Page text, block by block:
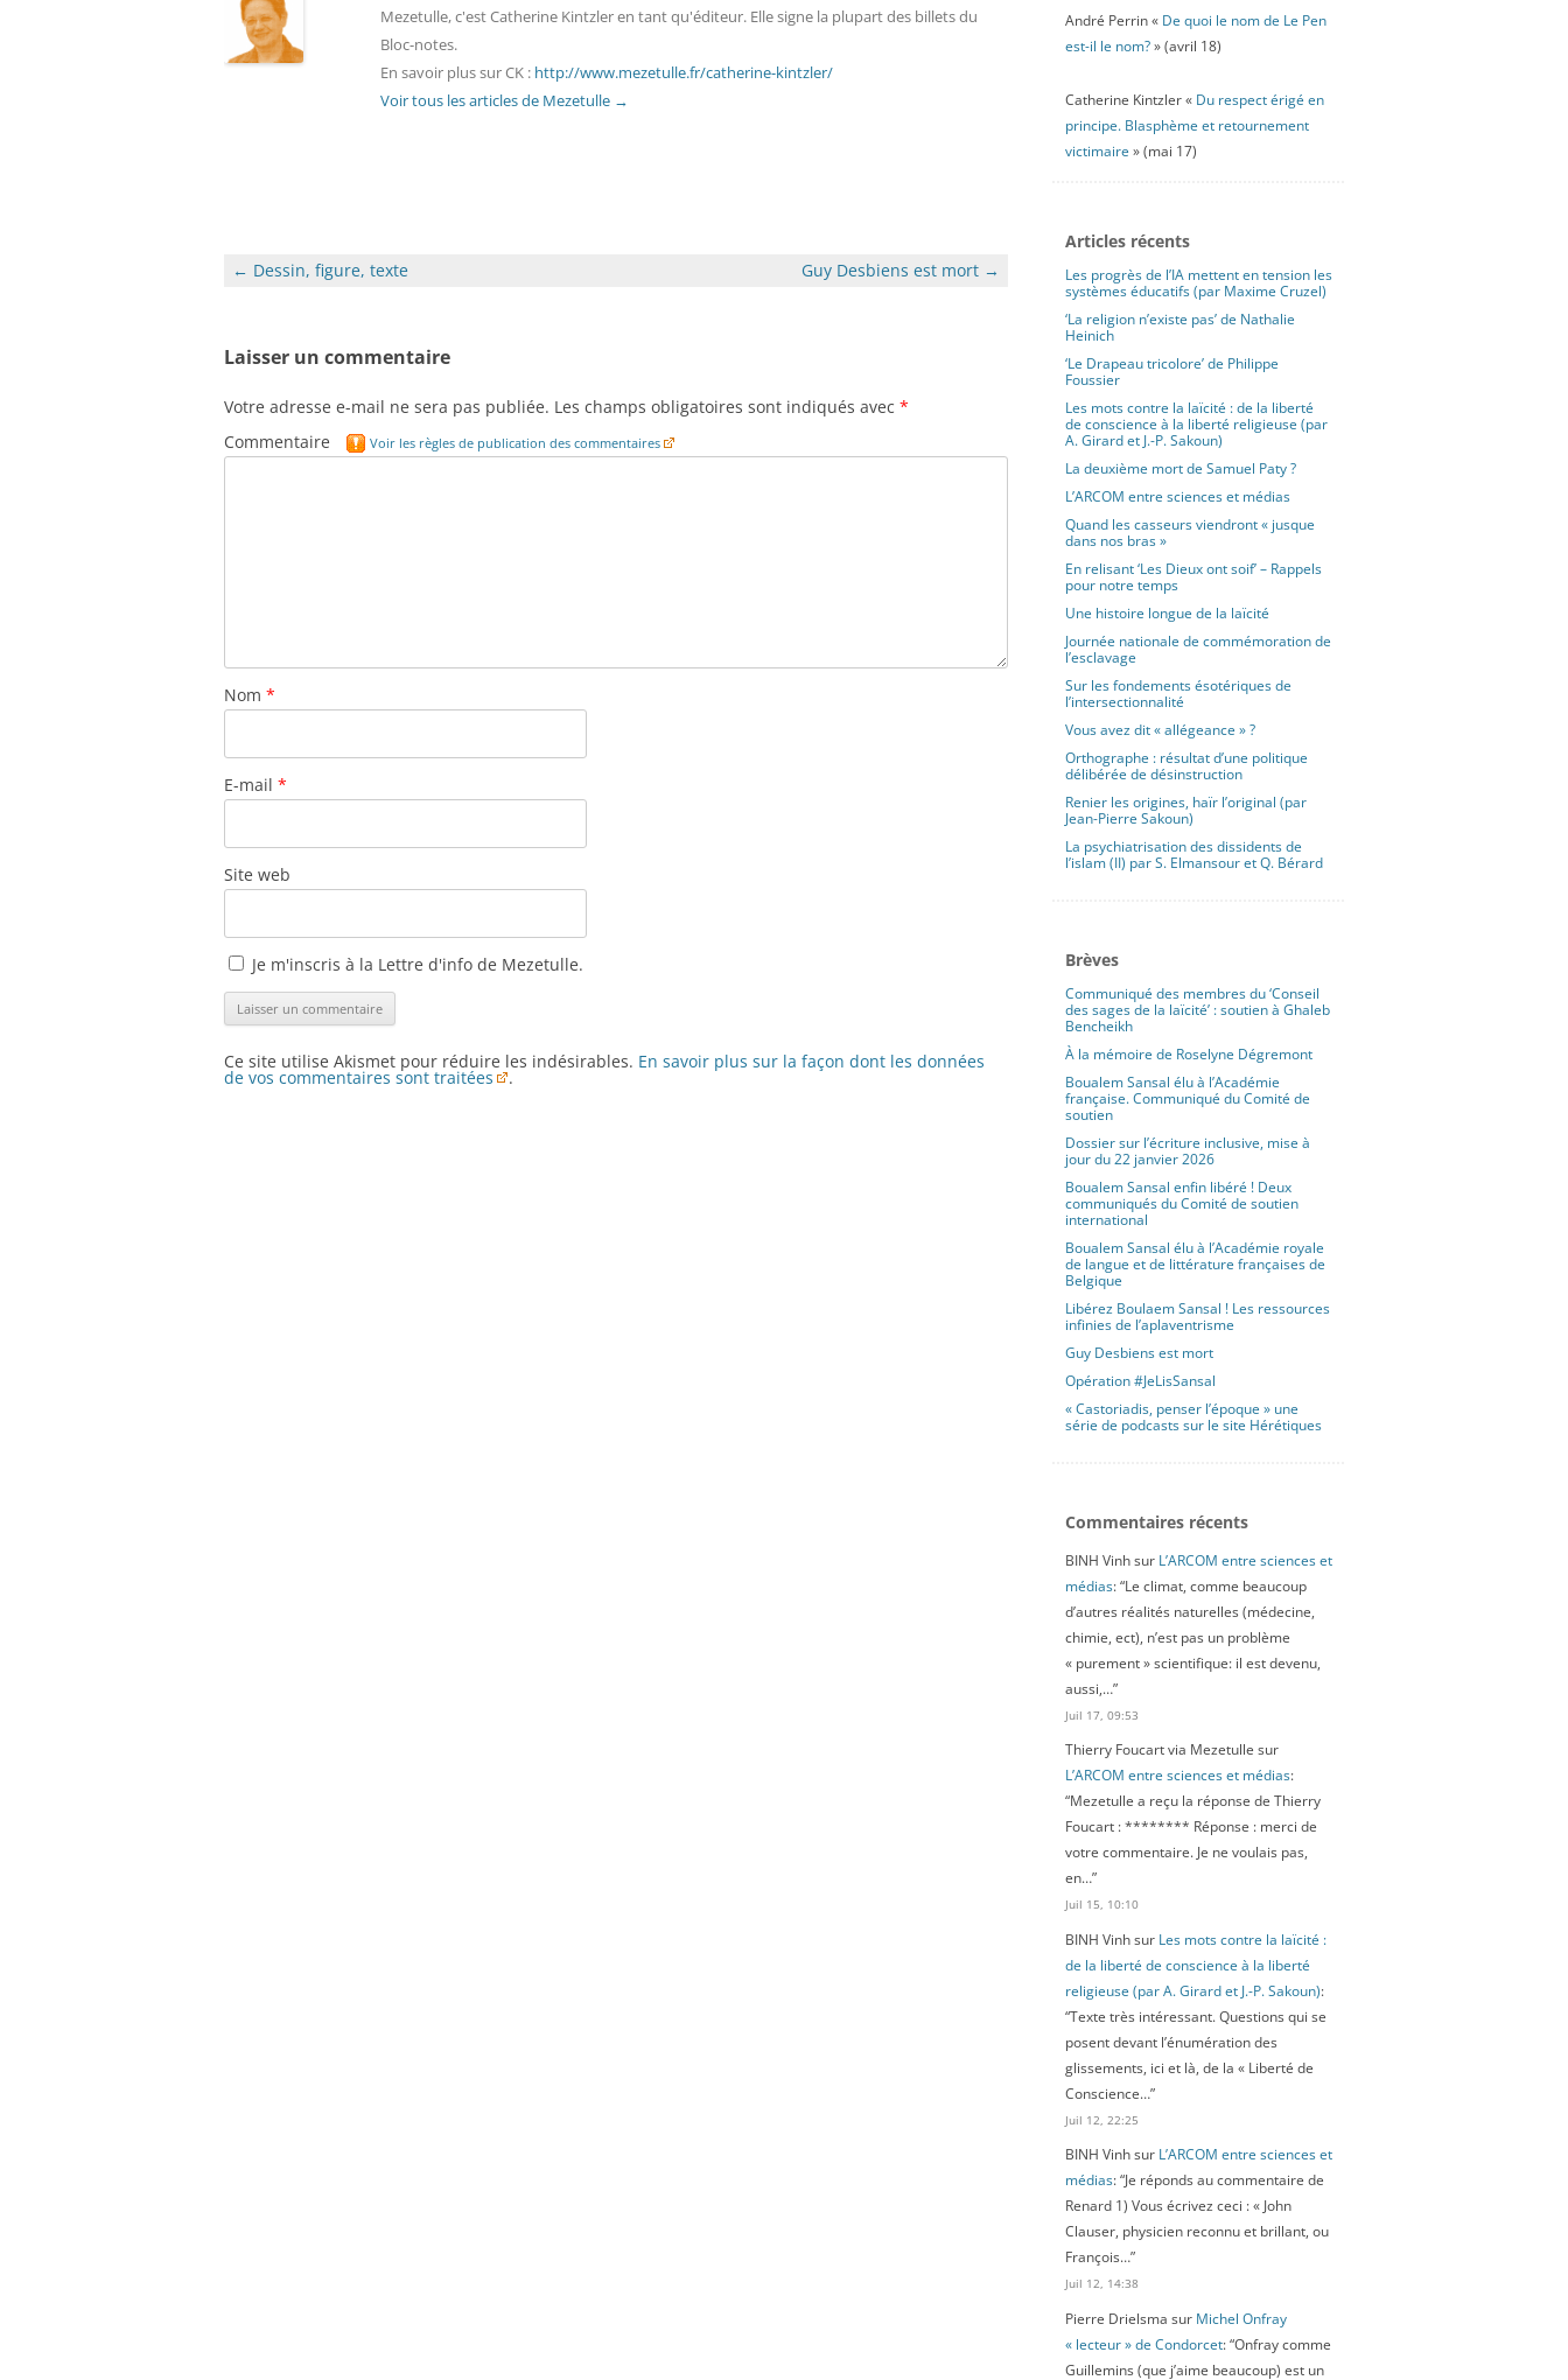
Mezetulle, c'est Catherine Kintzler en tant qu'éditeur. Elle signe la plupart des billets du
Bloc-notes.
En savoir plus sur CK : http://www.mezetulle.fr/catherine-kintzler/
Voir tous les articles de Mezetulle →
Navigation
← Dessin, figure, texte Guy Desbiens est mort →
Laisser un commentaire
Votre adresse e-mail ne sera pas publiée. Les champs obligatoires sont indiqués avec *
Commentaire
Voir les règles de publication des commentaires
Nom *
E-mail *
Site web
Je m'inscris à la Lettre d'info de Mezetulle.
Ce site utilise Akismet pour réduire les indésirables. En savoir plus sur la façon dont les données
de vos commentaires sont traitées .
André Perrin « De quoi le nom de Le Pen
est-il le nom?» (avril 18)
Catherine Kintzler « Du respect érigé en
principe. Blasphème et retournement
victimaire » (mai 17)
Articles récents
Les progrès de l’IA mettent en tension les
systèmes éducatifs (par Maxime Cruzel)
‘La religion n’existe pas’ de Nathalie
Heinich
‘Le Drapeau tricolore’ de Philippe
Foussier
Les mots contre la laïcité : de la liberté
de conscience à la liberté religieuse (par
A. Girard et J.-P. Sakoun)
La deuxième mort de Samuel Paty ?
L’ARCOM entre sciences et médias
Quand les casseurs viendront « jusque
dans nos bras »
En relisant ‘Les Dieux ont soif’ – Rappels
pour notre temps
Une histoire longue de la laïcité
Journée nationale de commémoration de
l’esclavage
Sur les fondements ésotériques de
l’intersectionnalité
Vous avez dit « allégeance » ?
Orthographe : résultat d’une politique
délibérée de désinstruction
Renier les origines, haïr l’original (par
Jean-Pierre Sakoun)
La psychiatrisation des dissidents de
l’islam (II) par S. Elmansour et Q. Bérard
Brèves
Communiqué des membres du ‘Conseil
des sages de la laïcité’ : soutien à Ghaleb
Bencheikh
À la mémoire de Roselyne Dégremont
Boualem Sansal élu à l’Académie
française. Communiqué du Comité de
soutien
Dossier sur l’écriture inclusive, mise à
jour du 22 janvier 2026
Boualem Sansal enfin libéré ! Deux
communiqués du Comité de soutien
international
Boualem Sansal élu à l’Académie royale
de langue et de littérature françaises de
Belgique
Libérez Boulaem Sansal ! Les ressources
infinies de l’aplaventrisme
Guy Desbiens est mort
Opération #JeLisSansal
« Castoriadis, penser l’époque » une
série de podcasts sur le site Hérétiques
Commentaires récents
BINH Vinhsur L’ARCOM entre sciences et
médias: “Le climat, comme beaucoup
d’autres réalités naturelles (médecine,
chimie, ect), n’est pas un problème
« purement » scientifique: il est devenu,
aussi,…”
Juil 17, 09:53
Thierry Foucart via Mezetulle sur
L’ARCOM entre sciences et médias:
“Mezetulle a reçu la réponse de Thierry
Foucart : ******** Réponse : merci de
votre commentaire. Je ne voulais pas,
en…”
Juil 15, 10:10
BINH Vinhsur Les mots contre la laïcité :
de la liberté de conscience à la liberté
religieuse (par A. Girard et J.-P. Sakoun):
“Texte très intéressant. Questions qui se
posent devant l’énumération des
glissements, ici et là, de la « Liberté de
Conscience…”
Juil 12, 22:25
BINH Vinhsur L’ARCOM entre sciences et
médias: “Je réponds au commentaire de
Renard 1) Vous écrivez ceci : « John
Clauser, physicien reconnu et brillant, ou
François…”
Juil 12, 14:38
Pierre Drielsma sur Michel Onfray
« lecteur » de Condorcet: “Onfray comme
Guillemins (que j’aime beaucoup) est un